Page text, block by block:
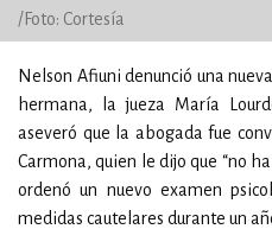
/Foto: Cortesía
Nelson Afiuni denunció una
hermana, la jueza María
aseveró que la abogada fue
Carmona, quien le dijo que “no
ordenó un nuevo examen
medidas cautelares durante un